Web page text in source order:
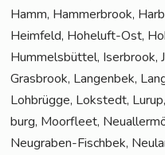
Hamm, Ham­mer­brook,
Heim­feld, Hohe­luft-Ost,
Hum­mels­büt­tel, Iser­brook,
Gras­brook, Lan­gen­bek,
Loh­brüg­ge, Lok­stedt,
burg, Moor­fleet,
Neu­gra­ben-Fisch­bek,